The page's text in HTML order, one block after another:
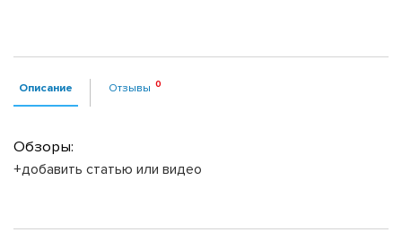
Описание Отзывы
Обзоры:
+добавить статью или видео